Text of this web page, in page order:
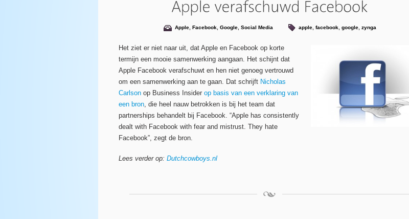
Apple, Facebook, Google, Social Media apple, facebook, google, zynga
Het ziet er niet naar uit, dat Apple en Facebook op korte
termijn een mooie samenwerking aangaan. Het schijnt dat
Apple Facebook verafschuwt en hen niet genoeg vertrouwd
om een samenwerking aan te gaan. Dat schrijft Nicholas
Carlson op Business Insider op basis van een verklaring van
een bron, die heel nauw betrokken is bij het team dat
partnerships behandelt bij Facebook. “Apple has consistently
dealt with Facebook with fear and mistrust. They hate
Facebook”, zegt de bron.
Lees verder op: Dutchcowboys.nl